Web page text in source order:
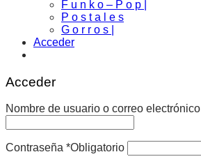
F u n k o – P o p |
P o s t a l e s
G o r r o s |
Acceder
Acceder
Nombre de usuario o correo electrónico
Contraseña *Obligatorio